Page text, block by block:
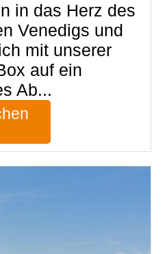
in das Herz des
Venedigs und
mit unserer
auf ein
Ab...